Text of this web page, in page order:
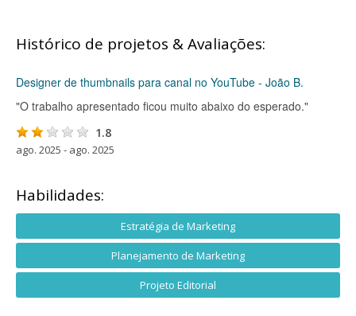
Histórico de projetos & Avaliações:
Designer de thumbnails para canal no YouTube - João B.
"O trabalho apresentado ficou muito abaixo do esperado."
1.8
ago. 2025 - ago. 2025
Habilidades:
Estratégia de Marketing
Planejamento de Marketing
Projeto Editorial